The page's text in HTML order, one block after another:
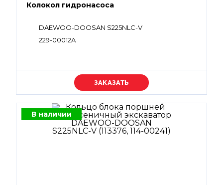
Колокол гидронасоса
DAEWOO-DOOSAN S225NLC-V
229-00012A
Уточняйте цену
В наличии